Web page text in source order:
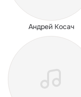
Андрей Косач